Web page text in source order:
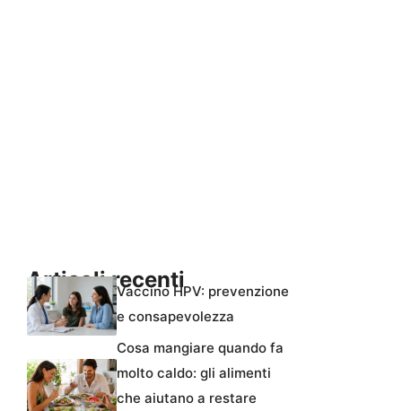
Articoli recentiVaccino HPV: prevenzione
e consapevolezza
Cosa mangiare quando fa
molto caldo: gli alimenti
che aiutano a restare